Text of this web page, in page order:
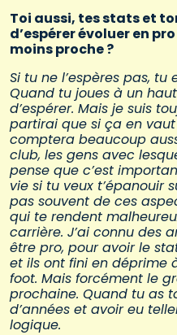
Toi aussi, tes stats et
d’espérer évoluer en
moins proche ?
Si tu ne l’espères pas,
Quand tu joues à un
d’espérer. Mais je suis
partirai que si ça en vaut
comptera beaucoup
club, les gens avec
pense que c’est
vie si tu veux t’épanouir
pas souvent de ces
qui te rendent
carrière. J’ai connu des
être pro, pour avoir le
et ils ont fini en déprime
foot. Mais forcément le
prochaine. Quand tu as
d’années et avoir eu
logique.